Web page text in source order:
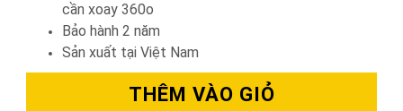
cần xoay 360o
Bảo hành 2 năm
Sản xuất tại Việt Nam
THÊM VÀO GIỎ